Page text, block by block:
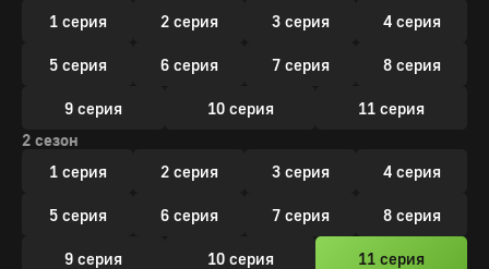
1 серия
2 серия 3 серия 4 серия
5 серия 6 серия 7 серия 8 серия
9 серия 10 серия
11 серия
2 сезон
1 серия
2 серия 3 серия 4 серия
5 серия 6 серия 7 серия 8 серия
9 серия 10 серия 11 серия